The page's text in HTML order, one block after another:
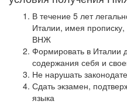
В течение 5 лет
Италии, имея
ВНЖ
Формировать в Италии
содержания себя и
Не нарушать
Сдать экзамен,
языка